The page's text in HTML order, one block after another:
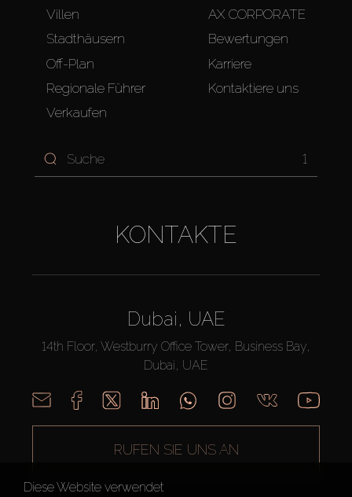
Villen
Stadthäusern
Off-Plan
Regionale Führer
Verkaufen
AX CORPORATE
Bewertungen
Karriere
Kontaktiere uns
1
KONTAKTE
Dubai, UAE
14th Floor, Westburry Office Tower, Business Bay,
Dubai, UAE
RUFEN SIE UNS AN
Diese Website verwendet